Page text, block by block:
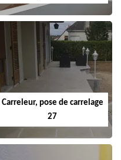
Carreleur, pose de carrelage
27